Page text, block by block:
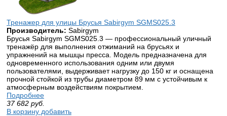
Тренажер для улицы Брусья Sabirgym SGMS025.3
Производитель: Sabirgym
Брусья Sabirgym SGMS025.3 — профессиональный уличный
тренажёр для выполнения отжиманий на брусьях и
упражнений на мышцы пресса. Модель предназначена для
одновременного использования одним или двумя
пользователями, выдерживает нагрузку до 150 кг и оснащена
прочной стойкой из трубы диаметром 89 мм с устойчивым к
атмосферным воздействиям покрытием.
Подробнее
37 682 руб.
В корзину добавить